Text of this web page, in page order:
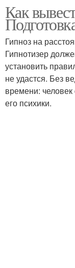
Как
Гипноз на
Гипнотизер
установить
не удастся. Без
времени:
его психики.